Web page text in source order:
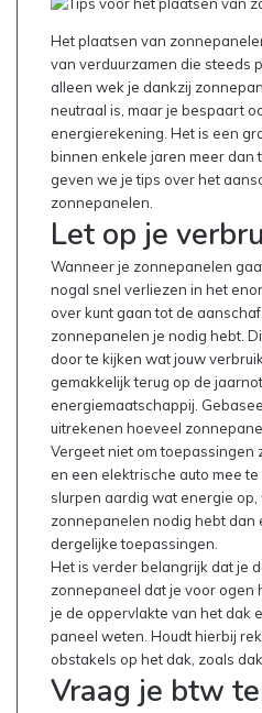
Het plaatsen van
van verduurzamen die steeds
alleen wek je dankzij
neutraal is, maar je bespaart
energierekening. Het is een
binnen enkele jaren meer dan
geven we je tips over het
zonnepanelen.
Let op je
Wanneer je zonnepanelen
nogal snel verliezen in het
over kunt gaan tot de
zonnepanelen je nodig hebt.
door te kijken wat jouw
gemakkelijk terug op de
energiemaatschappij.
uitrekenen hoeveel
Vergeet niet om toepassingen
en een elektrische auto mee
slurpen aardig wat energie
zonnepanelen nodig hebt dan
dergelijke toepassingen.
Het is verder belangrijk dat je
zonnepaneel dat je voor ogen
je de oppervlakte van het dak
paneel weten. Houdt hierbij
obstakels op het dak, zoals
Vraag je btw